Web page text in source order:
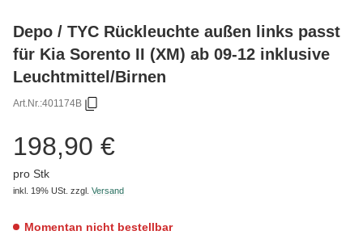
Depo / TYC Rückleuchte außen links passt
für Kia Sorento II (XM) ab 09-12 inklusive
Leuchtmittel/Birnen
Art.Nr.:401174B
198,90 €
pro Stk
inkl. 19% USt. zzgl. Versand
Momentan nicht bestellbar